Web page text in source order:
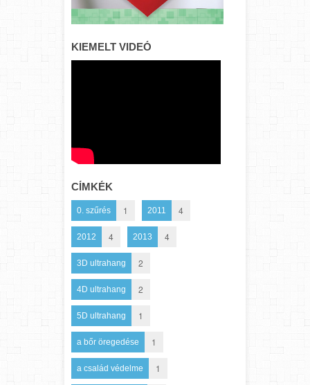
KIEMELT VIDEÓ
CÍMKÉK
0. szűrés 1 2011 4
2012 4 2013 4
3D ultrahang 2
4D ultrahang 2
5D ultrahang 1
a bőr öregedése 1
a család védelme 1